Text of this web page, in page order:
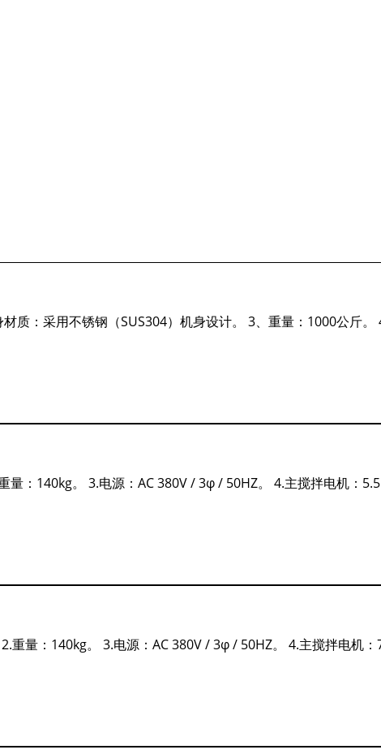
：采用不锈钢（SUS304）机身设计。 3、重量：1000公斤。
：140kg。 3.电源：AC 380V / 3φ / 50HZ。 4.主搅拌电机：
量：140kg。 3.电源：AC 380V / 3φ / 50HZ。 4.主搅拌电机：